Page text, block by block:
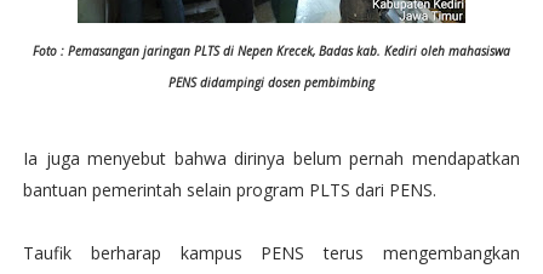
Foto : Pemasangan jaringan PLTS di Nepen Krecek, Badas kab. Kediri oleh mahasiswa
PENS didampingi dosen pembimbing
Ia juga menyebut bahwa dirinya belum pernah mendapatkan
bantuan pemerintah selain program PLTS dari PENS.
Taufik berharap kampus PENS terus mengembangkan